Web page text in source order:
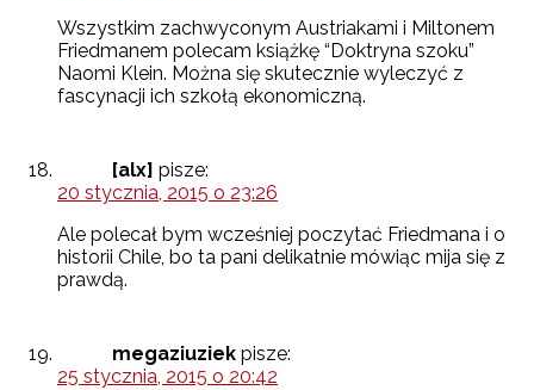
Wszystkim zachwyconym Austriakami i Miltonem
Friedmanem polecam książkę “Doktryna szoku”
Naomi Klein. Można się skutecznie wyleczyć z
fascynacji ich szkołą ekonomiczną.
[alx] pisze:
20 stycznia, 2015 o 23:26
Ale polecał bym wcześniej poczytać Friedmana i o
historii Chile, bo ta pani delikatnie mówiąc mija się z
prawdą.
megaziuziek pisze:
25 stycznia, 2015 o 20:42